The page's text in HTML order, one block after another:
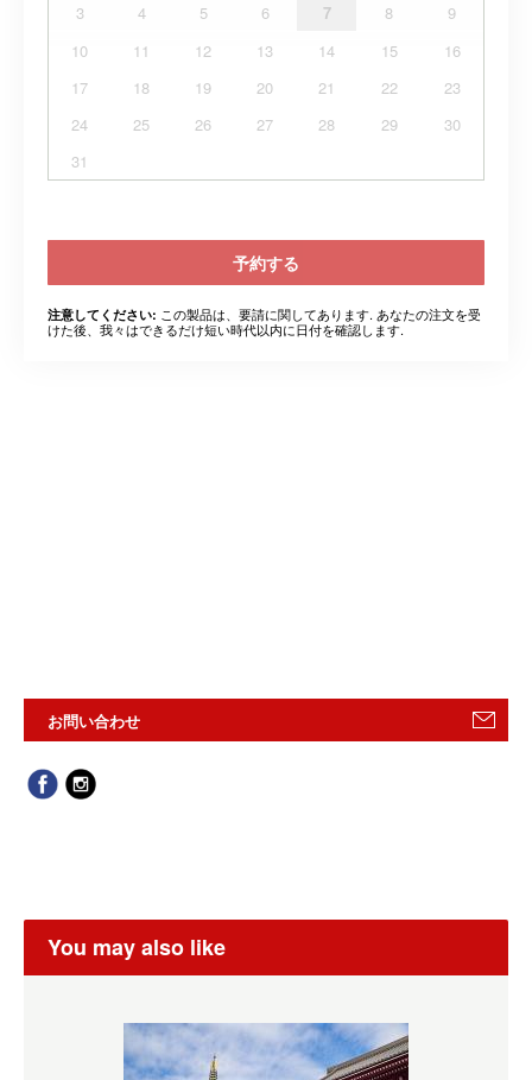
3
4 5 6 7 8
9
10
11 12 13 14 15
16
17
18 19 20 21 22
23
24
25 26 27 28 29
30
31
予約する
注意してください: この製品は、要請に関してあります. あなたの注文を受
けた後、我々はできるだけ短い時代以内に日付を確認します.
お問い合わせ
You may also like